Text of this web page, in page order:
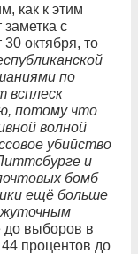
как к этим
с
октября, то
по
всплеск
потому что
волной
убийство
и
бомб
ещё больше
до выборов в
процентов до